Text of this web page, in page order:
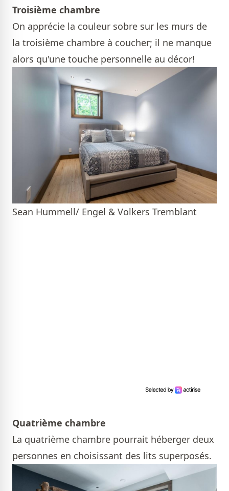
Troisième chambre
On apprécie la couleur sobre sur les murs de
la troisième chambre à coucher; il ne manque
alors qu'une touche personnelle au décor!
Sean Hummell/ Engel & Volkers Tremblant
Quatrième chambre
La quatrième chambre pourrait héberger deux
personnes en choisissant des lits superposés.